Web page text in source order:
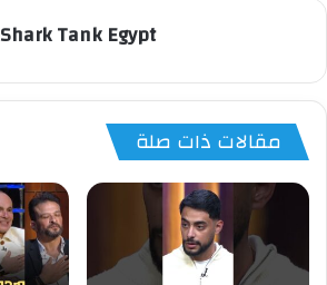
Shark Tank Egypt
مقالات ذات صلة